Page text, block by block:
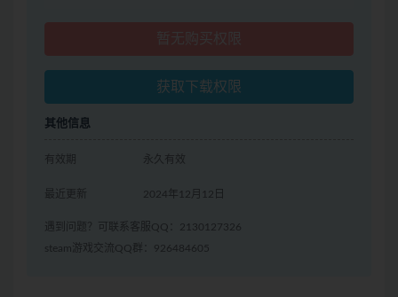
获取下载权限
其他信息
有效期 永久有效
最近更新 2024年12月12日
遇到问题？可联系客服QQ：2130127326
steam游戏交流QQ群：926484605